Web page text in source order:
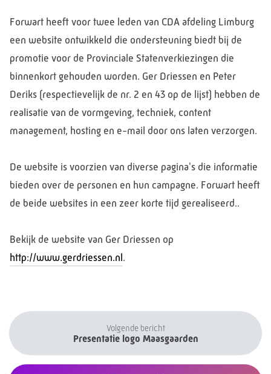
Forwart heeft voor twee leden van CDA afdeling Limburg
een website ontwikkeld die ondersteuning biedt bij de
promotie voor de Provinciale Statenverkiezingen die
binnenkort gehouden worden. Ger Driessen en Peter
Deriks (respectievelijk de nr. 2 en 43 op de lijst) hebben de
realisatie van de vormgeving, techniek, content
management, hosting en e-mail door ons laten verzorgen.
De website is voorzien van diverse pagina's die informatie
bieden over de personen en hun campagne. Forwart heeft
de beide websites in een zeer korte tijd gerealiseerd..
Bekijk de website van Ger Driessen op
http://www.gerdriessen.nl.
Volgende bericht
Presentatie logo Maasgaarden